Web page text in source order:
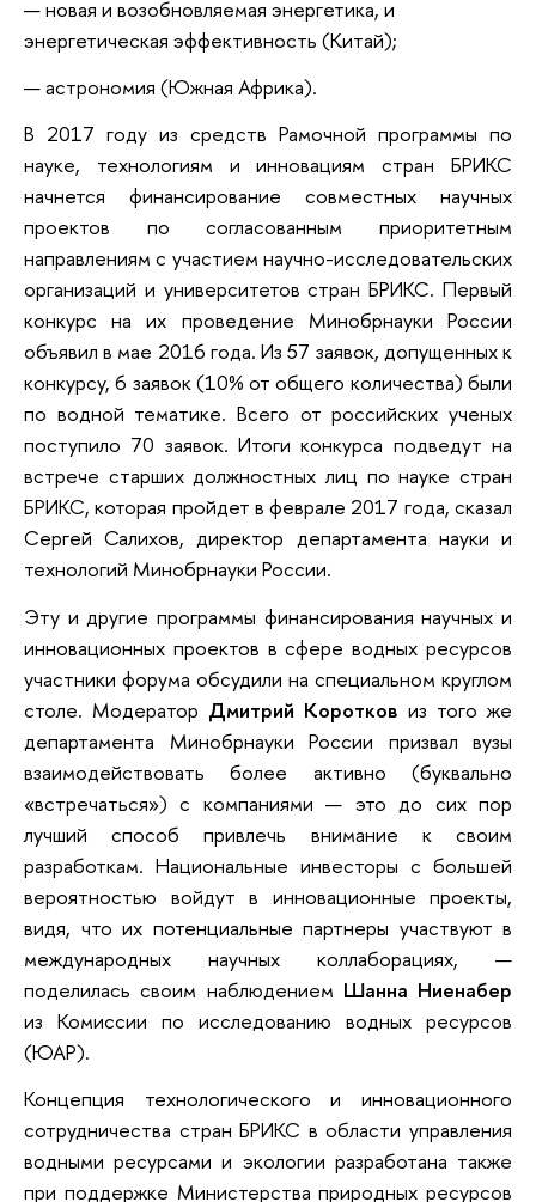
новая и возобновляемая энергетика, и
энергетическая эффективность (Китай);
астрономия (Южная Африка).
В 2017 году из средств Рамочной программы по
науке, технологиям и инновациям стран БРИКС
начнется финансирование совместных научных
проектов по согласованным приоритетным
направлениям с участием научно-исследовательских
организаций и университетов стран БРИКС. Первый
конкурс на их проведение Минобрнауки России
объявил в мае 2016 года. Из 57 заявок, допущенных к
конкурсу, 6 заявок (10% от общего количества) были
по водной тематике. Всего от российских ученых
поступило 70 заявок. Итоги конкурса подведут на
встрече старших должностных лиц по науке стран
БРИКС, которая пройдет в феврале 2017 года, сказал
Сергей Салихов, директор департамента науки и
технологий Минобрнауки России.
Эту и другие программы финансирования научных и
инновационных проектов в сфере водных ресурсов
участники форума обсудили на специальном круглом
столе. Модератор Дмитрий Коротков из того же
департамента Минобрнауки России призвал вузы
взаимодействовать более активно (буквально
«встречаться») с компаниями — это до сих пор
лучший способ привлечь внимание к своим
разработкам. Национальные инвесторы с большей
вероятностью войдут в инновационные проекты,
видя, что их потенциальные партнеры участвуют в
международных научных коллаборациях, —
поделилась своим наблюдением Шанна Ниенабер
из Комиссии по исследованию водных ресурсов
(ЮАР).
Концепция технологического и инновационного
сотрудничества стран БРИКС в области управления
водными ресурсами и экологии разработана также
при поддержке Министерства природных ресурсов